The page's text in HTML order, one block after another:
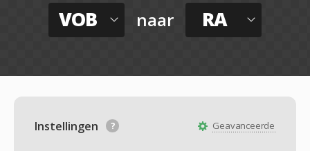
VOB naar RA
Geavanceerde
Instellingen